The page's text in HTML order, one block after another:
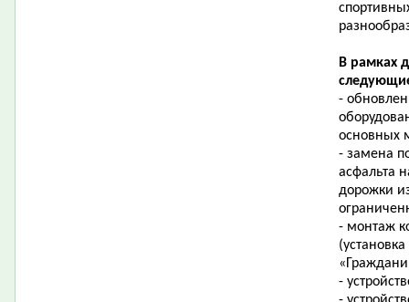
В рамках
-
основных
- замена
асфальта
дорожки
- монтаж
-